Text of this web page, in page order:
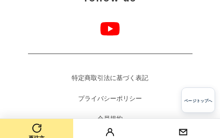
特定商取引法に基づく表記
プライバシーポリシー
会員規約
ページトップへ